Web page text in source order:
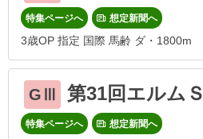
特集ページへ 想定新聞へ
3歳OP 指定 国際 馬齢 ダ・1800m
GⅢ 第31回エルムＳ
特集ページへ 想定新聞へ